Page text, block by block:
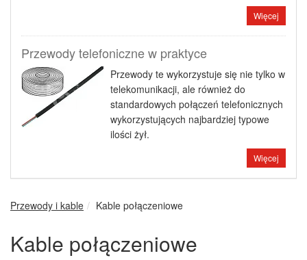
Więcej
Przewody telefoniczne w praktyce
Przewody te wykorzystuje się nie tylko w
telekomunikacji, ale również do
standardowych połączeń telefonicznych
wykorzystujących najbardziej typowe
ilości żył.
Więcej
Przewody i kable Kable połączeniowe
Kable połączeniowe